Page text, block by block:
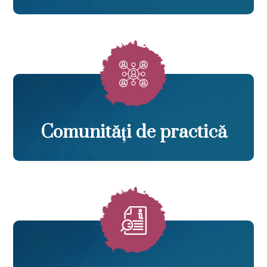
Comunități de practică